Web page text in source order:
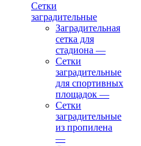
Сетки
заградительные
Заградительная
сетка для
стадиона —
Сетки
заградительные
для спортивных
площадок —
Сетки
заградительные
из пропилена
—